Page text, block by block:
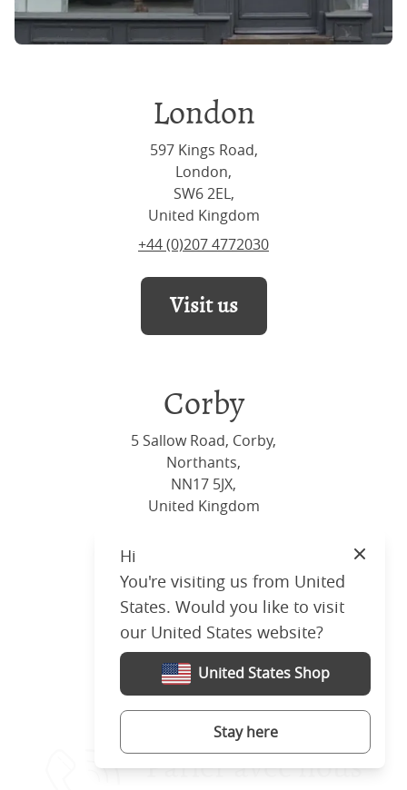
London
597 Kings Road,
London,
SW6 2EL,
United Kingdom
+44 (0)207 4772030
Visit us
Corby
5 Sallow Road, Corby,
Northants,
NN17 5JX,
United Kingdom
Visit us
Parler avec nous
Hi
You're visiting us from United
States. Would you like to visit
our United States website?
United States Shop
Stay here
Close